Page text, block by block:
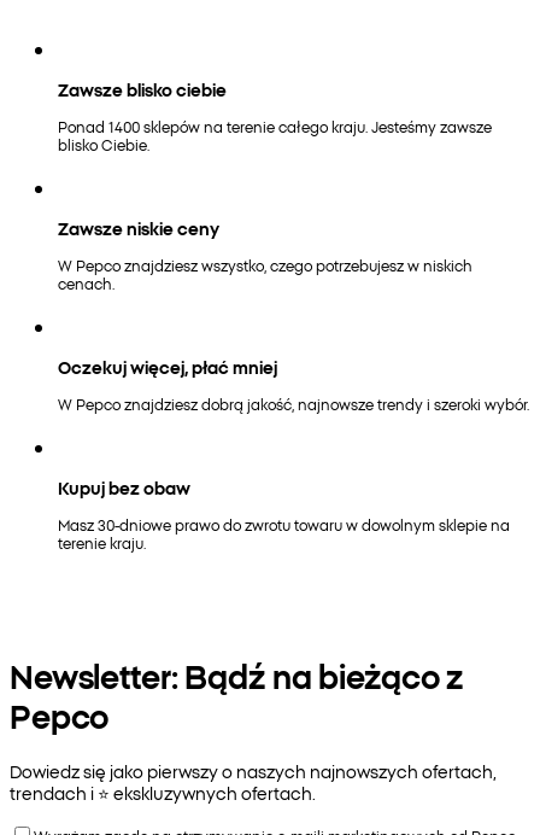
Zawsze blisko ciebie
Ponad 1400 sklepów na terenie całego kraju. Jesteśmy zawsze
blisko Ciebie.
Zawsze niskie ceny
W Pepco znajdziesz wszystko, czego potrzebujesz w niskich
cenach.
Oczekuj więcej, płać mniej
W Pepco znajdziesz dobrą jakość, najnowsze trendy i szeroki wybór.
Kupuj bez obaw
Masz 30-dniowe prawo do zwrotu towaru w dowolnym sklepie na
terenie kraju.
Newsletter: Bądź na bieżąco z
Pepco
Dowiedz się jako pierwszy o naszych najnowszych ofertach,
trendach i ⭐️ ekskluzywnych ofertach.